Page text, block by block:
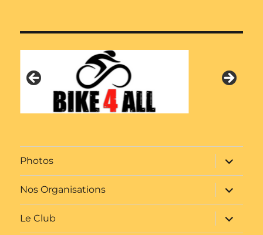
Photos
ouvrir
le
sous-
menu
Nos Organisations
ouvrir
le
sous-
menu
Le Club
ouvrir
le